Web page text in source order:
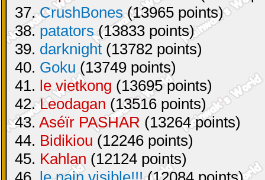
37.CrushBones(13965 points)
38.patators(13833 points)
39. darknight (13782 points)
40. Goku (13749 points)
41. le vietkong (13695 points)
42.Leodagan (13516 points)
43. Aséïr PASHAR (13264 points)
44. Bidikiou (12246 points)
45. Kahlan (12124 points)